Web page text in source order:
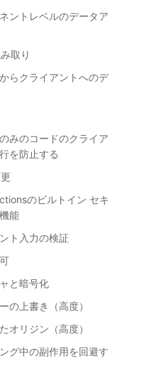
ントレベルのデータア
取り
らクライアントへのデ
みのコードのクライア
を防止する
のビルトイン セキ
能
ト入力の検証
と暗号化
の上書き（高度）
オリジン（高度）
グ中の副作用を回避す